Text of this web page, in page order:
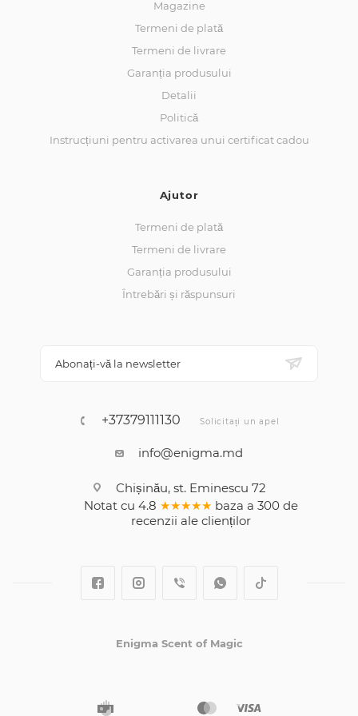
Magazine
Termeni de plată
Termeni de livrare
Garanția produsului
Detalii
Politică
Instrucțiuni pentru activarea unui certificat cadou
Ajutor
Termeni de plată
Termeni de livrare
Garanția produsului
Întrebări și răspunsuri
Abonați-vă la newsletter
+37379111130 Solicitați un apel
info@enigma.md
Chișinău, st. Eminescu 72
Notat cu 4.8 ★★★★★ baza a 300 de
recenzii ale clienților
Enigma Scent of Magic